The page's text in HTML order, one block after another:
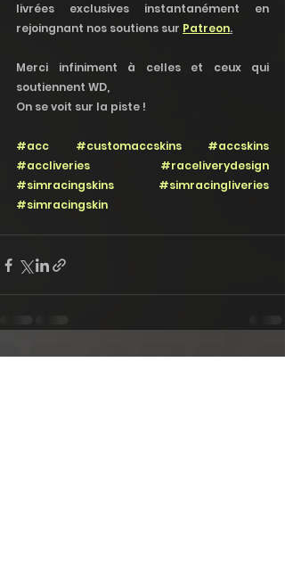
livrées exclusives instantanément en
rejoingnant nos soutiens sur Patreon.
Merci infiniment à celles et ceux qui
soutiennent WD,
On se voit sur la piste !
#acc #customaccskins
#accskins
#accliveries
#raceliverydesign
#simracingskins
#simracingliveries
#simracingskin